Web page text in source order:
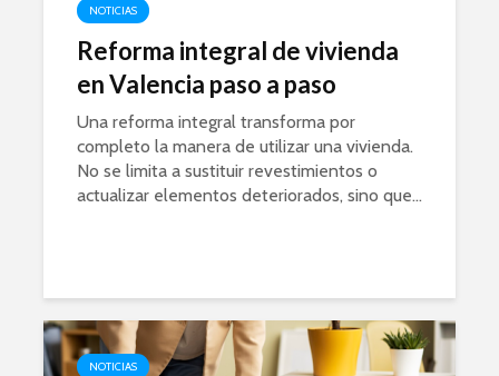
NOTICIAS
Reforma integral de vivienda
en Valencia paso a paso
Una reforma integral transforma por
completo la manera de utilizar una vivienda.
No se limita a sustituir revestimientos o
actualizar elementos deteriorados, sino que...
NOTICIAS